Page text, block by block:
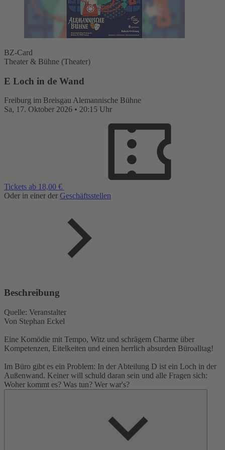
BZ-Card
Theater & Bühne (Theater)
E Loch in de Wand
Freiburg im BreisgauAlemannische Bühne
Sa, 17. Oktober 2026 • 20:15 Uhr
Tickets ab 18,00 €
Oder in einer der Geschäftsstellen
Beschreibung
Quelle: Veranstalter
Von Stephan Eckel
Eine Komödie mit Tempo, Witz und schrägem Charme über
Kompetenzen, Eitelkeiten und einen herrlich absurden Büroalltag!
Im Büro gibt es ein Problem: In der Abteilung D ist ein Loch in der
Außenwand. Keiner will schuld daran sein und alle Fragen sich:
Woher kommt es? Was tun? Wer war's?
Weder das Loch in der Wand noch Außendienstmitarbeiter Maier,
der eher zufällig durchs Büro weht, kann Frau Schmitt aus der